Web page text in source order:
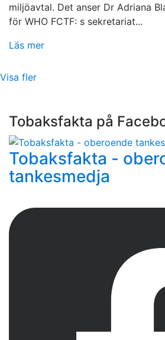
miljöavtal. Det anser Dr Adriana
för WHO FCTF: s sekretariat...
Läs mer
Visa fler
Tobaksfakta på
Tobaksfakta -
tankesmedja